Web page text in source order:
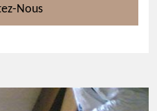
Nous